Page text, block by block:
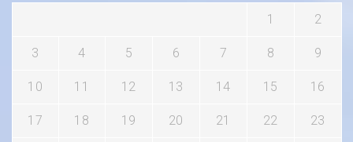
1
2
3 4 5 6 7 8 9
10 11 12 13 14 15 16
17 18 19 20 21 22 23